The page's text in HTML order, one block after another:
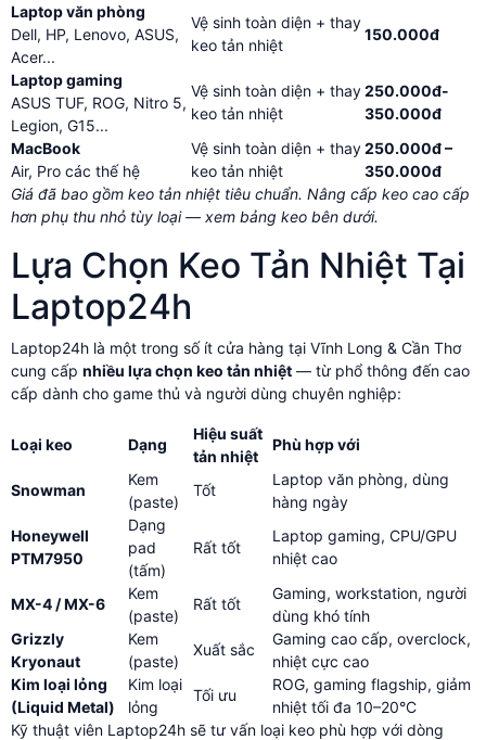
Laptop văn phòng
Dell, HP, Lenovo, ASUS,
Acer...
Vệ sinh toàn diện + thay
keo tản nhiệt
150.000đ
Laptop gaming
ASUS TUF, ROG, Nitro 5,
Legion, G15...
Vệ sinh toàn diện + thay
keo tản nhiệt
250.000đ-
350.000đ
MacBook
Air, Pro các thế hệ
Vệ sinh toàn diện + thay
keo tản nhiệt
250.000đ –
350.000đ
Giá đã bao gồm keo tản nhiệt tiêu chuẩn. Nâng cấp keo cao cấp
hơn phụ thu nhỏ tùy loại — xem bảng keo bên dưới.
Lựa Chọn Keo Tản Nhiệt Tại
Laptop24h
Laptop24h là một trong số ít cửa hàng tại Vĩnh Long & Cần Thơ
cung cấp nhiều lựa chọn keo tản nhiệt — từ phổ thông đến cao
cấp dành cho game thủ và người dùng chuyên nghiệp:
Loại keo Dạng
Hiệu suất
tản nhiệt
Phù hợp với
Snowman
Kem
(paste)
Tốt
Laptop văn phòng, dùng
hàng ngày
Honeywell
PTM7950
Dạng
pad
(tấm)
Rất tốt
Laptop gaming, CPU/GPU
nhiệt cao
MX-4 / MX-6
Kem
(paste)
Rất tốt
Gaming, workstation, người
dùng khó tính
Grizzly
Kryonaut
Kem
(paste)
Xuất sắc
Gaming cao cấp, overclock,
nhiệt cực cao
Kim loại lỏng
(Liquid Metal)
Kim loại
lỏng
Tối ưu
ROG, gaming flagship, giảm
nhiệt tối đa 10–20°C
Kỹ thuật viên Laptop24h sẽ tư vấn loại keo phù hợp với dòng